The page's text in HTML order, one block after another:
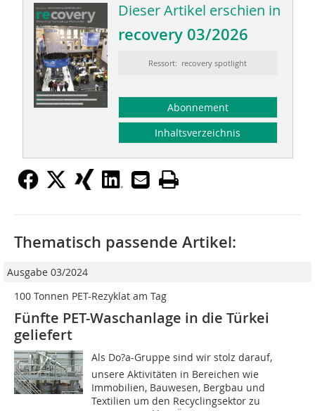
Dieser Artikel erschien in
recovery 03/2026
Ressort: recovery spotlight
Abonnement
Inhaltsverzeichnis
Thematisch passende Artikel:
Ausgabe 03/2024
100 Tonnen PET-Rezyklat am Tag
Fünfte PET-Waschanlage in die Türkei
geliefert
Als Do?a-Gruppe sind wir stolz darauf,
unsere Aktivitäten in Bereichen wie
Immobilien, Bauwesen, Bergbau und
Textilien um den Recyclingsektor zu